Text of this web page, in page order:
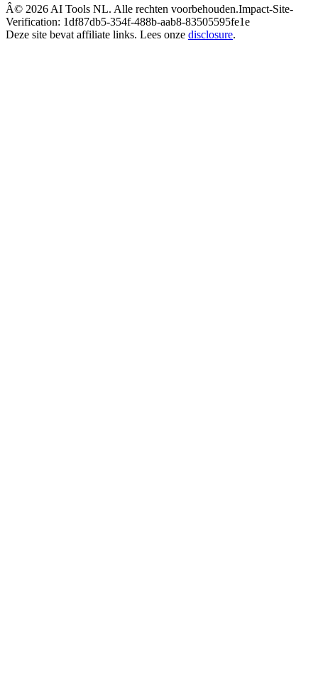
Â© 2026 AI Tools NL. Alle rechten voorbehouden.Impact-Site-
Verification: 1df87db5-354f-488b-aab8-83505595fe1e
Deze site bevat affiliate links. Lees onze disclosure.